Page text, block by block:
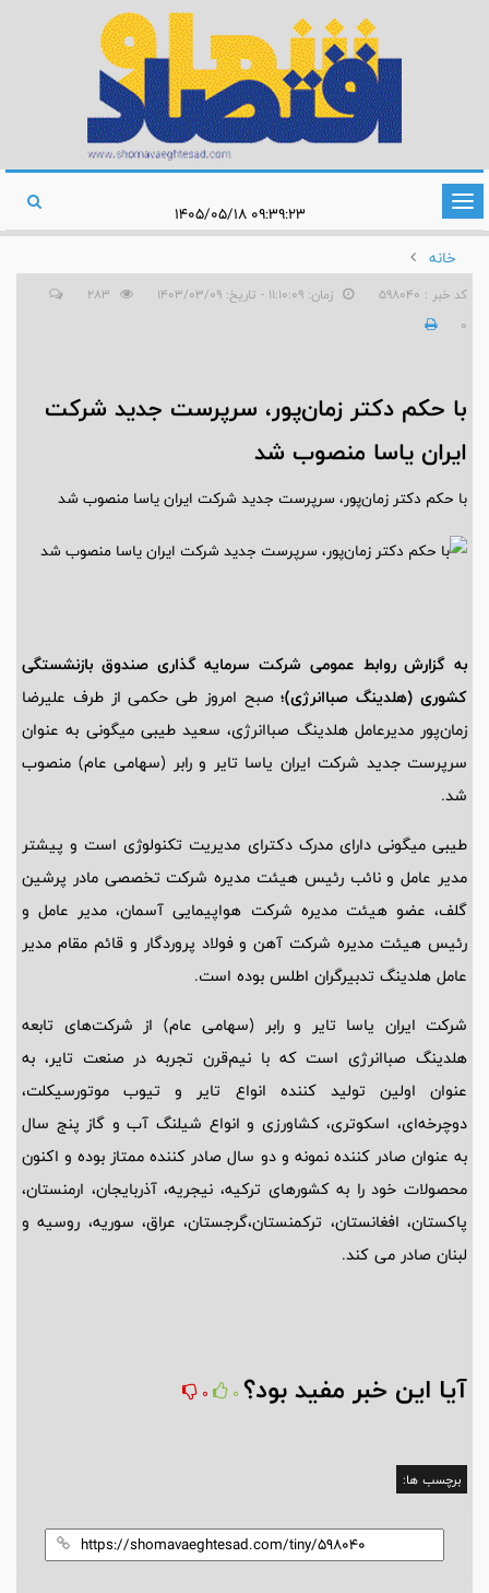
تغییر
وضعیت
ناوبری
خانه
کد خبر : 598040 زمان: ۱۱:۱۰:۰۹ - تاریخ: ۱۴۰۳/۰۳/۰۹
0
با حکم دکتر زمان‌پور، سرپرست جدید شرکت
ایران یاسا منصوب شد
با حکم دکتر زمان‌پور، سرپرست جدید شرکت ایران یاسا منصوب شد
به گزارش روابط عمومی شرکت سرمایه گذاری صندوق بازنشستگی
کشوری (هلدینگ صباانرژی)؛صبح امروز طی حکمی از طرف علیرضا
زمان‌پور مدیرعامل هلدینگ صباانرژی، سعید طیبی میگونی به عنوان
سرپرست جدید شرکت ایران یاسا تایر و رابر (سهامی عام) منصوب
شد.
طیبی میگونی دارای مدرک دکترای مدیریت تکنولوژی است و پیشتر
مدیر عامل و نائب رئیس هیئت مدیره شرکت تخصصی مادر پرشین
گلف، عضو هیئت مدیره شرکت هواپیمایی آسمان، مدیر عامل و
رئیس هیئت مدیره شرکت آهن و فولاد پروردگار و قائم مقام مدیر
عامل هلدینگ تدبیرگران اطلس بوده است.
شرکت ایران یاسا تایر و رابر (سهامی عام) از شرکت‌های تابعه
هلدینگ صباانرژی است که با نیم‌قرن تجربه در صنعت تایر، به
عنوان اولین تولید کننده انواع تایر و تیوب موتورسیکلت،
دوچرخه‌ای، اسکوتری، کشاورزی و انواع شیلنگ آب و گاز پنج سال
به عنوان صادر کننده نمونه و دو سال صادر کننده ممتاز بوده و اکنون
محصولات خود را به کشورهای ترکیه، نیجریه، آذربایجان، ارمنستان،
پاکستان، افغانستان، ترکمنستان،گرجستان، عراق، سوریه، روسیه و
لبنان صادر می کند.
آیا این خبر مفید بود؟ 0
0
برچسب ها: